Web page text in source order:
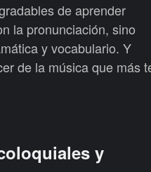
de aprender
la pronunciación, sino
y vocabulario. Y
de la música que más
y